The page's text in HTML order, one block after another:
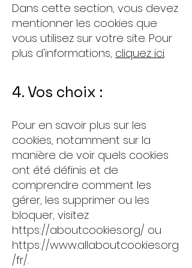
Dans cette section, vous devez
mentionner les cookies que
vous utilisez sur votre site. Pour
plus d'informations, cliquez ici.
4. Vos choix :
Pour en savoir plus sur les
cookies, notamment sur la
manière de voir quels cookies
ont été définis et de
comprendre comment les
gérer, les supprimer ou les
bloquer, visitez
https://aboutcookies.org/ ou
https://www.allaboutcookies.org
/fr/.